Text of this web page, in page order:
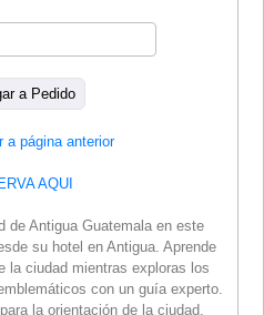
a página anterior
AQUI
de Antigua Guatemala en este
su hotel en Antigua. Aprende
la ciudad mientras exploras los
con un guía experto.
la orientación de la ciudad.